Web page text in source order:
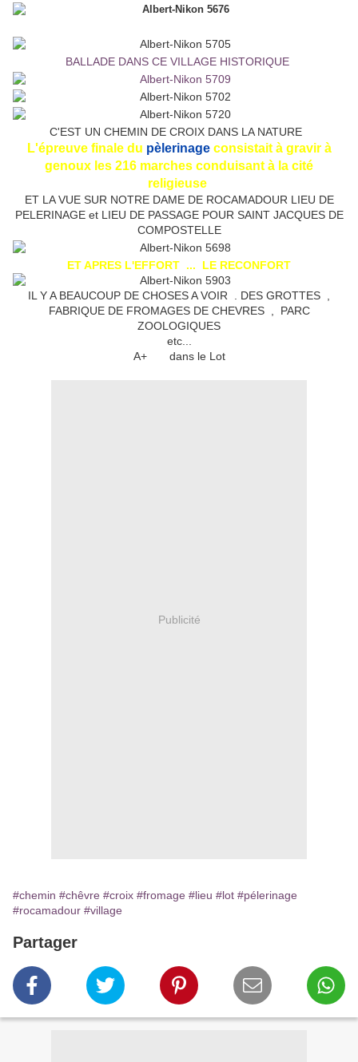
BALLADE DANS CE VILLAGE HISTORIQUE
C'EST UN CHEMIN DE CROIX DANS LA NATURE
L'épreuve finale du pèlerinageconsistait à gravir à
genoux les 216 marches conduisant à la cité
religieuse
ET LA VUE SUR NOTRE DAME DE ROCAMADOUR LIEU DE
PELERINAGE et LIEU DE PASSAGE POUR SAINT JACQUES DE
COMPOSTELLE
ET APRES L'EFFORT ... LE RECONFORT
IL Y A BEAUCOUP DE CHOSES A VOIR . DES GROTTES ,
FABRIQUE DE FROMAGES DE CHEVRES , PARC
ZOOLOGIQUES
etc...
A+ dans le Lot
Publicité
#chemin #chêvre #croix #fromage #lieu #lot #pélerinage
#rocamadour #village
Partager